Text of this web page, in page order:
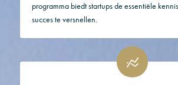
programma biedt startups de essentiële
succes te versnellen.